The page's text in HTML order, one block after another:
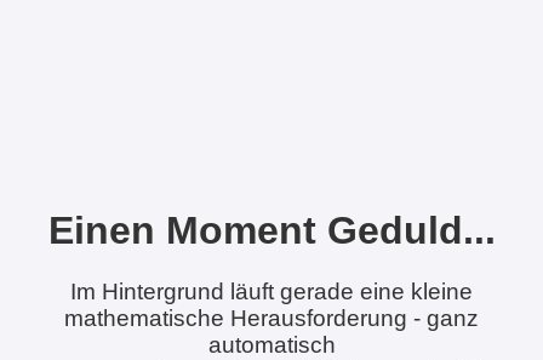
Einen Moment Geduld...
Im Hintergrund läuft gerade eine kleine
mathematische Herausforderung - ganz
automatisch